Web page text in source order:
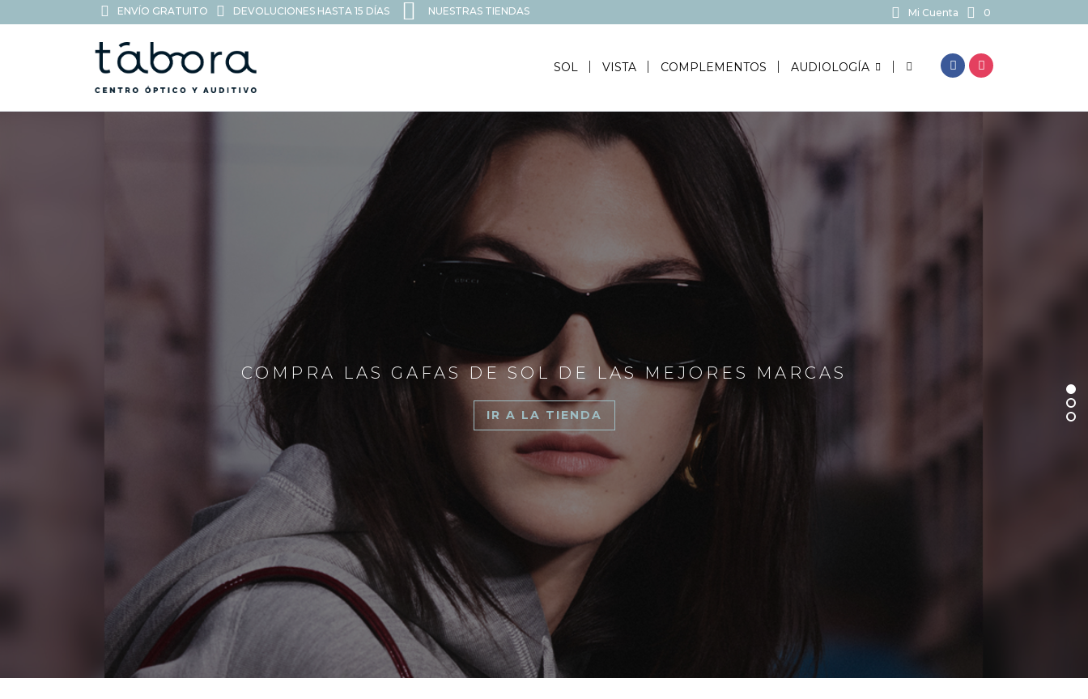
ENVÍO GRATUITO DEVOLUCIONES HASTA 15 DÍAS NUESTRAS TIENDAS Mi Cuenta 0
SOL VISTA COMPLEMENTOS AUDIOLOGÍA BUSCAR...
COMPRA LAS GAFAS DE SOL DE LAS MEJORES MARCAS
IR A LA TIENDA